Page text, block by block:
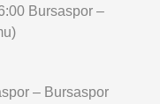
Bursaspor –
– Bursaspor